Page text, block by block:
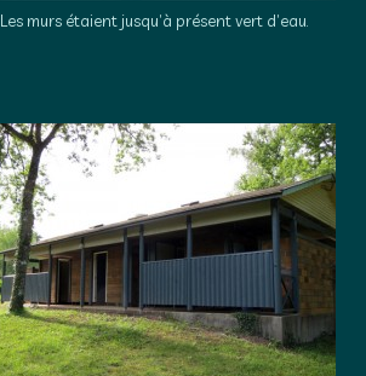
Les murs étaient jusqu’à présent vert d’eau.